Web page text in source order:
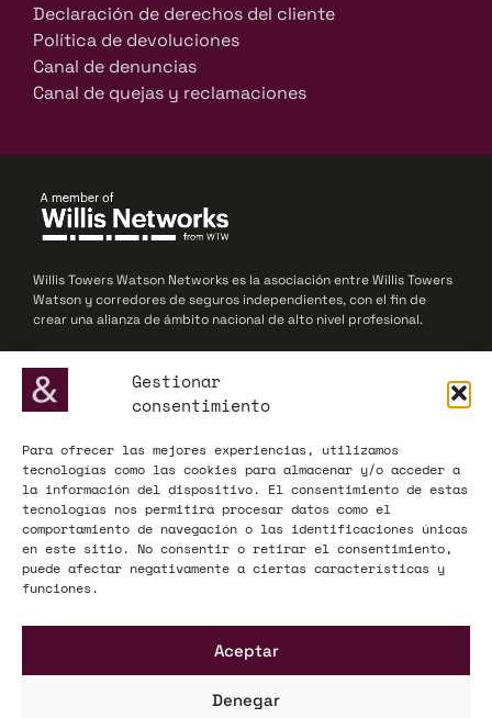
Gestionar
consentimiento
Para ofrecer las mejores experiencias, utilizamos
tecnologías como las cookies para almacenar y/o acceder a
la información del dispositivo. El consentimiento de estas
tecnologías nos permitirá procesar datos como el
comportamiento de navegación o las identificaciones únicas
en este sitio. No consentir o retirar el consentimiento,
puede afectar negativamente a ciertas características y
funciones.
Aceptar
Denegar
Declaración de derechos del cliente
Política de devoluciones
Canal de denuncias
Canal de quejas y reclamaciones
Willis Towers Watson Networks es la asociación entre Willis Towers
Watson y corredores de seguros independientes, con el fin de
crear una alianza de ámbito nacional de alto nivel profesional.
© 2025 Willis Towers Watson Networks / Willis Towers Watson
ADECOSE, fundada en 1977, defiende los intereses de las
corredurías de seguros y reaseguros, actuando como interlocutor
influyente ante la Administración y el mercado asegurador a nivel
nacional y europeo.
INFORMACIÓN LEGAL
Política de privacidad